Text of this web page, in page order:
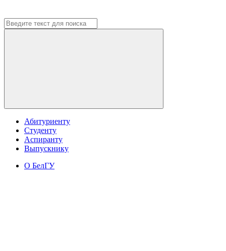
Абитуриенту
Студенту
Аспиранту
Выпускнику
О БелГУ